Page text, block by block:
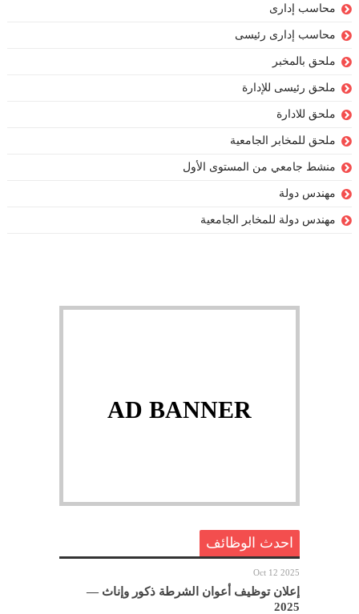
محاسب إدارى
محاسب إدارى رئيسى
ملحق بالمخبر
ملحق رئيسى للإدارة
ملحق للادارة
ملحق للمخابر الجامعية
منشط جامعي من المستوى الأول
مهندس دولة
مهندس دولة للمخابر الجامعية
AD BANNER
احدث الوظائف
Oct 12 2025
إعلان توظيف أعوان الشرطة ذكور وإناث —
2025